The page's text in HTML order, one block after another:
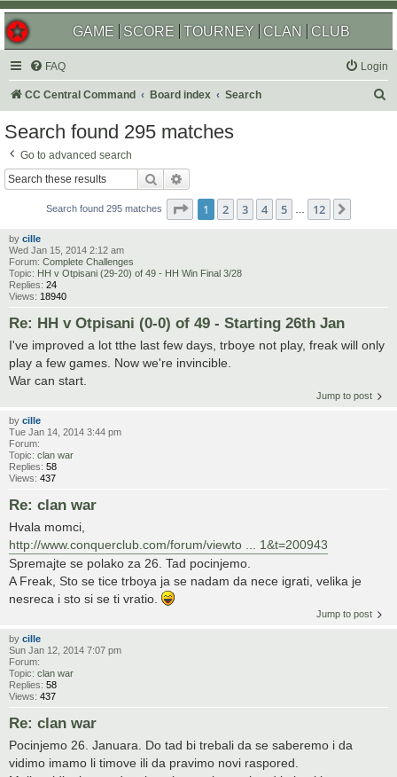
GAME SCORE TOURNEY CLAN CLUB
FAQ Login
CC Central Command Board index Search
Search found 295 matches
Go to advanced search
Search
Search found 295 matches Page 1of 12
1 2 3 4 5 … 12
by cille
Wed Jan 15, 2014 2:12 am
Forum: Complete Challenges
Topic: HH v Otpisani (29-20) of 49 - HH Win Final 3/28
Replies: 24
Views: 18940
Re: HH v Otpisani (0-0) of 49 - Starting 26th Jan
I've improved a lot tthe last few days, trboye not play, freak will only
play a few games. Now we're invincible.
War can start.
Jump to post
by cille
Tue Jan 14, 2014 3:44 pm
Forum:
Topic: clan war
Replies: 58
Views: 437
Re: clan war
Hvala momci,
http://www.conquerclub.com/forum/viewto ... 1&t=200943
Spremajte se polako za 26. Tad pocinjemo.
A Freak, Sto se tice trboya ja se nadam da nece igrati, velika je
nesreca i sto si se ti vratio.
Jump to post
by cille
Sun Jan 12, 2014 7:07 pm
Forum:
Topic: clan war
Replies: 58
Views: 437
Re: clan war
Pocinjemo 26. Januara. Do tad bi trebali da se saberemo i da
vidimo imamo li timove ili da pravimo novi raspored.